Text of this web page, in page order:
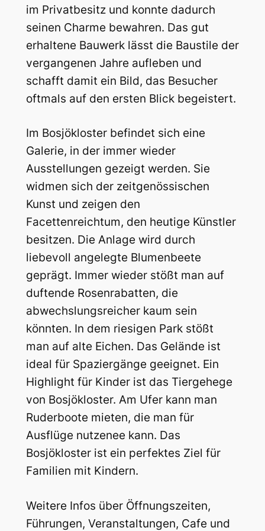
im Privatbesitz und konnte dadurch
seinen Charme bewahren. Das gut
erhaltene Bauwerk lässt die Baustile der
vergangenen Jahre aufleben und
schafft damit ein Bild, das Besucher
oftmals auf den ersten Blick begeistert.
Im Bosjökloster befindet sich eine
Galerie, in der immer wieder
Ausstellungen gezeigt werden. Sie
widmen sich der zeitgenössischen
Kunst und zeigen den
Facettenreichtum, den heutige Künstler
besitzen. Die Anlage wird durch
liebevoll angelegte Blumenbeete
geprägt. Immer wieder stößt man auf
duftende Rosenrabatten, die
abwechslungsreicher kaum sein
könnten. In dem riesigen Park stößt
man auf alte Eichen. Das Gelände ist
ideal für Spaziergänge geeignet. Ein
Highlight für Kinder ist das Tiergehege
von Bosjökloster. Am Ufer kann man
Ruderboote mieten, die man für
Ausflüge nutzenee kann. Das
Bosjökloster ist ein perfektes Ziel für
Familien mit Kindern.
Weitere Infos über Öffnungszeiten,
Führungen, Veranstaltungen, Cafe und